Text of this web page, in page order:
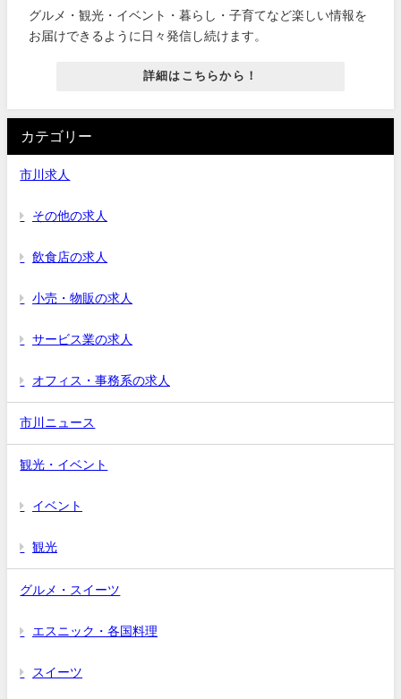
グルメ・観光・イベント・暮らし・子育てなど楽しい情報を
お届けできるように日々発信し続けます。
詳細はこちらから！
カテゴリー
市川求人
その他の求人
飲食店の求人
小売・物販の求人
サービス業の求人
オフィス・事務系の求人
市川ニュース
観光・イベント
イベント
観光
グルメ・スイーツ
エスニック・各国料理
スイーツ